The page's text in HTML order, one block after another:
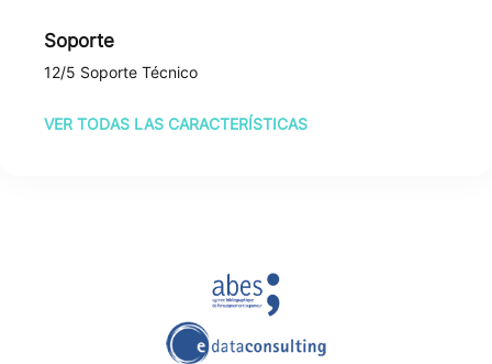
Soporte
12/5 Soporte Técnico
VER TODAS LAS CARACTERÍSTICAS